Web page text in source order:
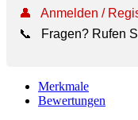
👤
Anmelden /
📞
Fragen? Rufen
Merkmale
Bewertungen